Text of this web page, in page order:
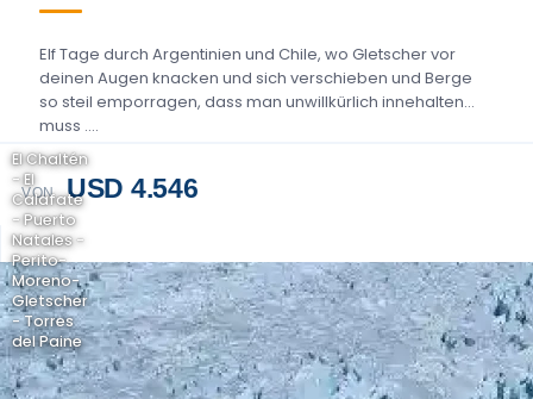
Elf Tage durch Argentinien und Chile, wo Gletscher vor
deinen Augen knacken und sich verschieben und Berge
so steil emporragen, dass man unwillkürlich innehalten
muss ….
VON USD 4.546
El Chaltén
- El
Calafate
- Puerto
Natales -
Perito-
Moreno-
Gletscher
- Torres
del Paine